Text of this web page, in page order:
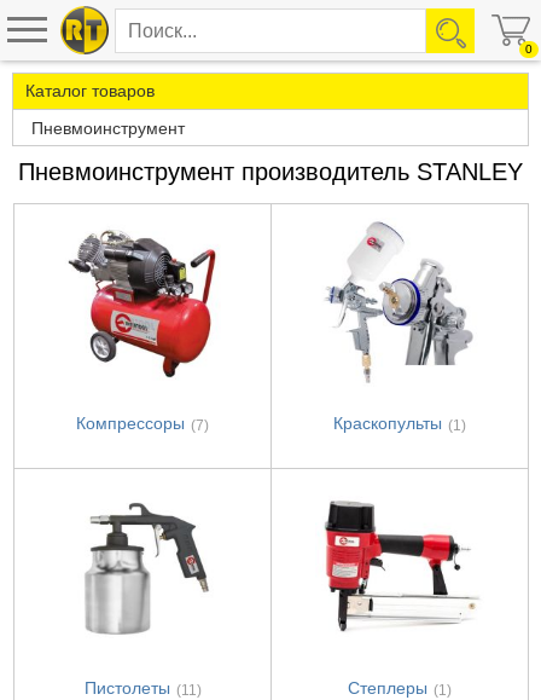
0
Каталог товаров
Пневмоинструмент
Пневмоинструмент производитель STANLEY
Компрессоры (7) Краскопульты (1)
Пистолеты (11) Степлеры (1)